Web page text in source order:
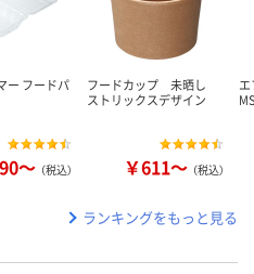
ー フードパ
～ （税込）
フードカップ 未晒し
ストリックスデザイン
￥611～ （税込）
ランキングをもっと見る